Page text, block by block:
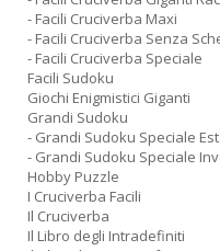
- Facili Cruciverba Maxi
- Facili Cruciverba Senza
- Facili Cruciverba Speciale
Facili Sudoku
Giochi Enigmistici Giganti
Grandi Sudoku
- Grandi Sudoku Speciale
- Grandi Sudoku Speciale
Hobby Puzzle
I Cruciverba Facili
Il Cruciverba
Il Libro degli Intradefiniti